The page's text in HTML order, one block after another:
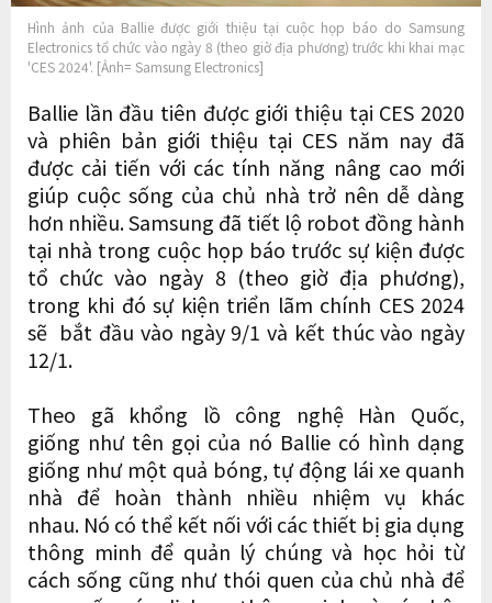
Hình ảnh của Ballie được giới thiệu tại cuộc họp báo do Samsung
Electronics tổ chức vào ngày 8 (theo giờ địa phương) trước khi khai mạc
'CES 2024'. [Ảnh= Samsung Electronics]
Ballie lần đầu tiên được giới thiệu tại CES 2020
và phiên bản giới thiệu tại CES năm nay đã
được cải tiến với các tính năng nâng cao mới
giúp cuộc sống của chủ nhà trở nên dễ dàng
hơn nhiều. Samsung đã tiết lộ robot đồng hành
tại nhà trong cuộc họp báo trước sự kiện được
tổ chức vào ngày 8 (theo giờ địa phương),
trong khi đó sự kiện triển lãm chính CES 2024
sẽ bắt đầu vào ngày 9/1 và kết thúc vào ngày
12/1.
Theo gã khổng lồ công nghệ Hàn Quốc,
giống như tên gọi của nó Ballie có hình dạng
giống như một quả bóng, tự động lái xe quanh
nhà để hoàn thành nhiều nhiệm vụ khác
nhau. Nó có thể kết nối với các thiết bị gia dụng
thông minh để quản lý chúng và học hỏi từ
cách sống cũng như thói quen của chủ nhà để